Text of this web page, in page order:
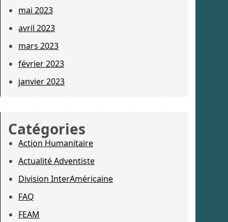
mai 2023
avril 2023
mars 2023
février 2023
janvier 2023
Catégories
Action Humanitaire
Actualité Adventiste
Division InterAméricaine
FAQ
FEAM